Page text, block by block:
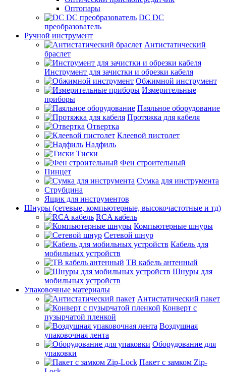
Оптопары
DC DC
преобразователь
Ручной инструмент
Антистатический
браслет
Инструмент для зачистки и обрезки кабеля
Обжимной инструмент
Измерительные
приборы
Паяльное оборудование
Протяжка для кабеля
Отвертка
Клеевой пистолет
Надфиль
Тиски
Фен строительный
Пинцет
Сумка для инструмента
Струбцина
Ящик для инструментов
Шнуры (сетевые, компьютерные, высокочастотные и тд)
RCA кабель
Компьютерные шнуры
Сетевой шнур
Кабель для
мобильных устройств
ТВ кабель антенный
Шнуры для
мобильных устройств
Упаковочные материалы
Антистатический пакет
Конверт с
пузырчатой пленкой
Воздушная
упаковочная лента
Оборудование для
упаковки
Пакет с замком Zip-